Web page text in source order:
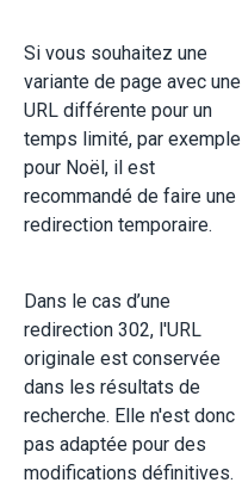
Si vous souhaitez une
variante de page avec une
URL différente pour un
temps limité, par exemple
pour Noël, il est
recommandé de faire une
redirection temporaire.
Dans le cas d’une
redirection 302, l'URL
originale est conservée
dans les résultats de
recherche. Elle n'est donc
pas adaptée pour des
modifications définitives.